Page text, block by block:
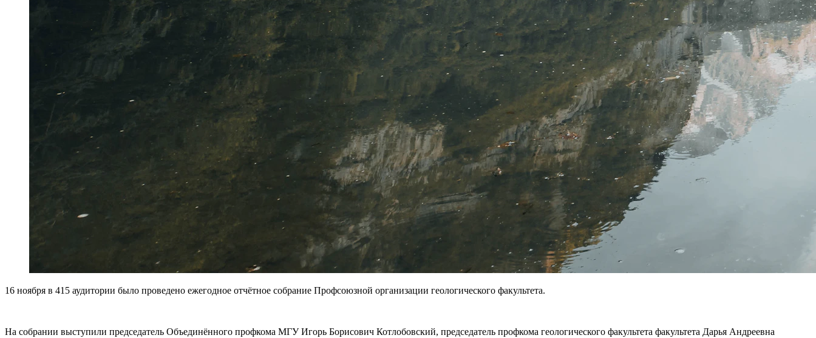
16 ноября в 415 аудитории было проведено ежегодное отчётное собрание Профсоюзной организации геологического факультета.
На собрании выступили председатель Объединённого профкома МГУ Игорь Борисович Котлобовский, председатель профкома геологического факультета факультета Дарья Андреевна